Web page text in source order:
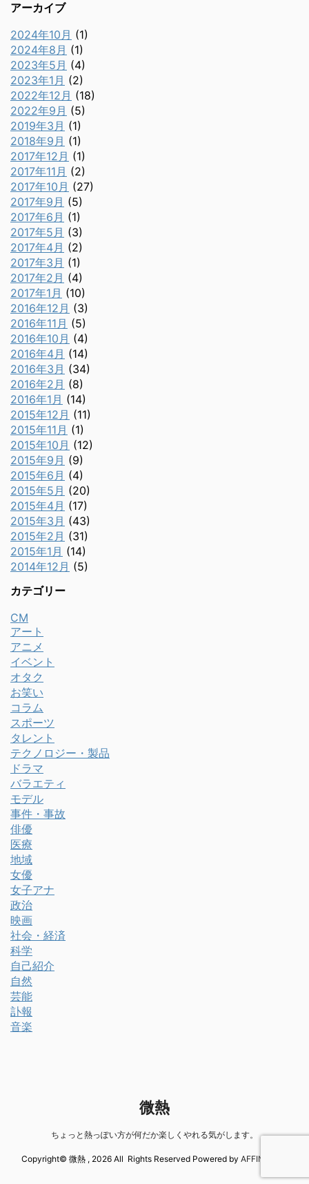
アーカイブ
2024年10月 (1)
2024年8月 (1)
2023年5月 (4)
2023年1月 (2)
2022年12月 (18)
2022年9月 (5)
2019年3月 (1)
2018年9月 (1)
2017年12月 (1)
2017年11月 (2)
2017年10月 (27)
2017年9月 (5)
2017年6月 (1)
2017年5月 (3)
2017年4月 (2)
2017年3月 (1)
2017年2月 (4)
2017年1月 (10)
2016年12月 (3)
2016年11月 (5)
2016年10月 (4)
2016年4月 (14)
2016年3月 (34)
2016年2月 (8)
2016年1月 (14)
2015年12月 (11)
2015年11月 (1)
2015年10月 (12)
2015年9月 (9)
2015年6月 (4)
2015年5月 (20)
2015年4月 (17)
2015年3月 (43)
2015年2月 (31)
2015年1月 (14)
2014年12月 (5)
カテゴリー
CM
アート
アニメ
イベント
オタク
お笑い
コラム
スポーツ
タレント
テクノロジー・製品
ドラマ
バラエティ
モデル
事件・事故
俳優
医療
地域
女優
女子アナ
政治
映画
社会・経済
科学
自己紹介
自然
芸能
訃報
音楽
微熱
ちょっと熱っぽい方が何だか楽しくやれる気がします。
Copyright© 微熱 , 2026 All Rights Reserved Powered by AFFINGER5